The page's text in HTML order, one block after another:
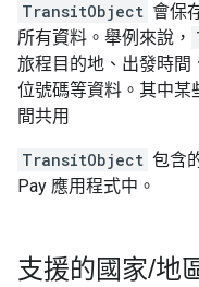
TransitObject 會保
所有資料。舉例來說，
旅程目的地、出發時間
位號碼等資料。其中某
間共用
TransitObject 包含
Pay 應用程式中。
支援的國家/地